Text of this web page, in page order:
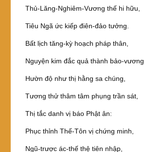
Thủ-Lăng-Nghiêm-Vương thế hi hữu,
Tiêu Ngã ức kiếp điên-đảo tưởng.
Bất lịch tăng-kỳ hoạch pháp thân,
Nguyện kim đắc quả thành bảo-vương,
Hườn độ như thị hằng sa chúng,
Tương thử thâm tâm phụng trần sát,
Thị tắc danh vị báo Phật ân:
Phục thỉnh Thế-Tôn vị chứng minh,
Ngũ-trược ác-thế thệ tiên nhập,